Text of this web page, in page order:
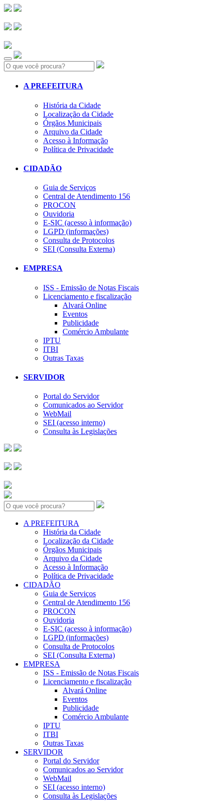
Search:
A PREFEITURA
História da Cidade
Localização da Cidade
Órgãos Municipais
Arquivo da Cidade
Acesso à Informação
Política de Privacidade
CIDADÃO
Guia de Serviços
Central de Atendimento 156
PROCON
Ouvidoria
E-SIC (acesso à informação)
LGPD (informações)
Consulta de Protocolos
SEI (Consulta Externa)
EMPRESA
ISS - Emissão de Notas Fiscais
Licenciamento e fiscalização
Alvará Online
Eventos
Publicidade
Comércio Ambulante
IPTU
ITBI
Outras Taxas
SERVIDOR
Portal do Servidor
Comunicados ao Servidor
WebMail
SEI (acesso interno)
Consulta às Legislações
Search:
A PREFEITURA
História da Cidade
Localização da Cidade
Órgãos Municipais
Arquivo da Cidade
Acesso à Informação
Política de Privacidade
CIDADÃO
Guia de Serviços
Central de Atendimento 156
PROCON
Ouvidoria
E-SIC (acesso à informação)
LGPD (informações)
Consulta de Protocolos
SEI (Consulta Externa)
EMPRESA
ISS - Emissão de Notas Fiscais
Licenciamento e fiscalização
Alvará Online
Eventos
Publicidade
Comércio Ambulante
IPTU
ITBI
Outras Taxas
SERVIDOR
Portal do Servidor
Comunicados ao Servidor
WebMail
SEI (acesso interno)
Consulta às Legislações